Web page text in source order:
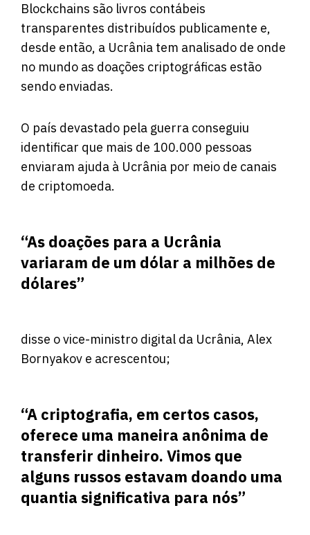
Blockchains são livros contábeis
transparentes distribuídos publicamente e,
desde então, a Ucrânia tem analisado de onde
no mundo as doações criptográficas estão
sendo enviadas.
O país devastado pela guerra conseguiu
identificar que mais de 100.000 pessoas
enviaram ajuda à Ucrânia por meio de canais
de criptomoeda.
“As doações para a Ucrânia
variaram de um dólar a milhões de
dólares”
disse o vice-ministro digital da Ucrânia, Alex
Bornyakov e acrescentou;
“A criptografia, em certos casos,
oferece uma maneira anônima de
transferir dinheiro. Vimos que
alguns russos estavam doando uma
quantia significativa para nós”